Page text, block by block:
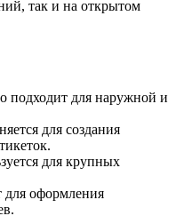
так и на открытом
подходит для наружной и
для создания
для крупных
оформления